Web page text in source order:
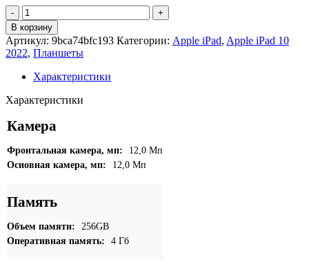
Количество
товара
Apple
iPad
10
2022
FI
Silver
В корзину
Артикул: 9bca74bfc193 Категории: Apple iPad, Apple iPad 10
2022, Планшеты
Характеристики
Характеристики
Камера
Фронтальная камера, мп:
12,0 Мп
Основная камера, мп:
12,0 Мп
Память
Объем памяти:
256GB
Оперативная память:
4 Гб